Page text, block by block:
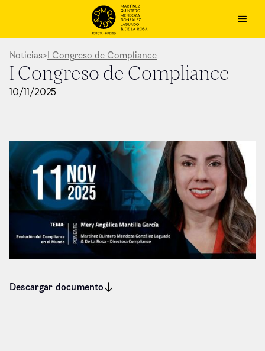
Noticias>I Congreso de Compliance
I Congreso de Compliance
10/11/2025
Descargar documento